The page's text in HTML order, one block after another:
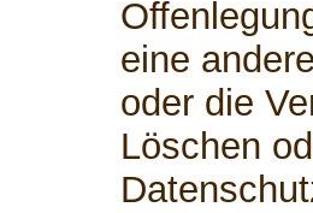
eine
oder die
Löschen